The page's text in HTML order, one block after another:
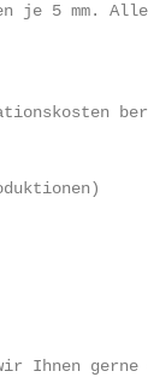
5 mm.
Ihnen